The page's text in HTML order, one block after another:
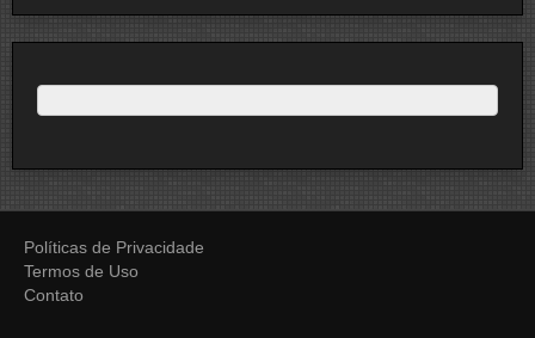
Políticas de Privacidade
Termos de Uso
Contato